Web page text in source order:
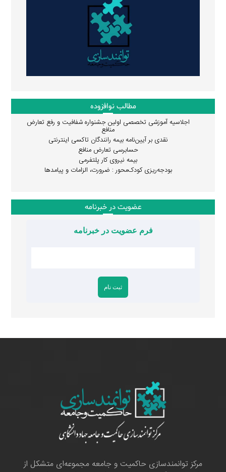
مطالب نوافزوده
اجلاسیه آموزشی تخصصی اولین جشنواره شفافیت و رفع تعارض
منافع
نقدی بر آیین‌نامه بیمه رانندگان تاکسی اینترنتی
حسابرسی تعارض منافع
بیمه نیروی کار پلتفرمی
بودجه‌ریزی کودک‌محور : ضرورت، الزامات و پیامدها
عضویت در خبرنامه
فرم عضویت در خبرنامه
مرکز توانمندسازی حاکمیت و جامعه مجموعه‌ای متشکل از